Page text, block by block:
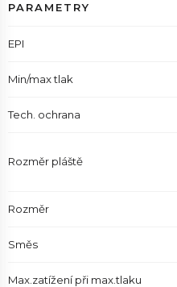
PARAMETRY
EPI
Min/max tlak
Tech. ochrana
Rozměr pláště
Rozměr
Směs
Max.zatížení při max.tlaku